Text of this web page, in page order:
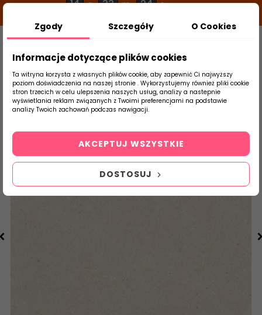
14 g 33 m 24 s
Szukaj
produktu
Strona Główna Salon / Taras Paradyż
Zgody Szczegóły O Cookies
Informacje dotyczące plików cookies
Ta witryna korzysta z własnych plików cookie, aby zapewnić Ci najwyższy
poziom doświadczenia na naszej stronie . Wykorzystujemy również pliki cookie
stron trzecich w celu ulepszenia naszych usług, analizy a nastepnie
wyświetlania reklam związanych z Twoimi preferencjami na podstawie
analizy Twoich zachowań podczas nawigacji.
DOSTOSUJ
AKCEPTUJ WSZYSTKIE